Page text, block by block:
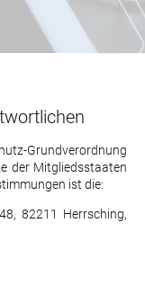
Grundverordnung
der Mitgliedsstaaten
ist die:
82211 Herrsching,